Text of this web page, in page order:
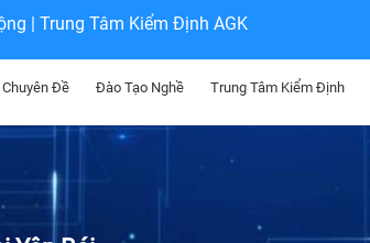
| Trung Tâm Kiểm Định AGK
Chuyên Đề Đào Tạo Nghề Trung Tâm Kiểm Định